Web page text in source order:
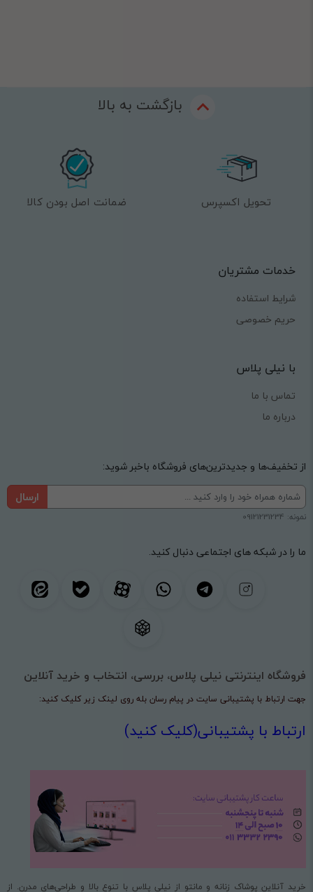
بازگشت به بالا
تحویل اکسپرس ضمانت اصل بودن کالا
خدمات مشتریان
شرایط استفاده
حریم خصوصی
با نیلی پلاس
تماس با ما
درباره ما
از تخفیف‌ها و جدیدترین‌های فروشگاه باخبر شوید:
ارسال
نمونه: 09121231234
ما را در شبکه های اجتماعی دنبال کنید.
فروشگاه اینترنتی نیلی پلاس، بررسی، انتخاب و خرید آنلاین
جهت ارتباط با پشتیبانی سایت در پیام رسان بله روی لینک زیر کلیک کنید:
ارتباط با پشتیبانی(کلیک کنید)
خرید آنلاین پوشاک زنانه و مانتو از نیلی پلاس با تنوع بالا و طراحی‌های مدرن. از